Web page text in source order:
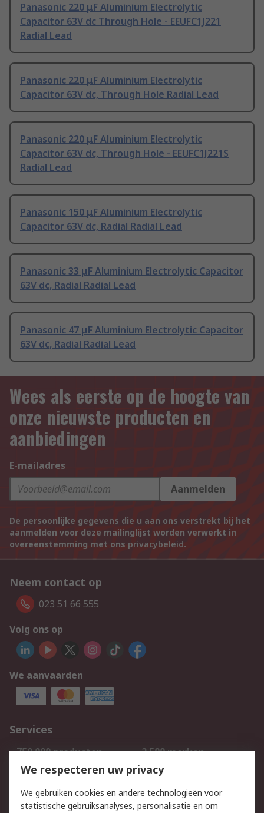
Panasonic 220 μF Aluminium Electrolytic
Capacitor 63V dc Through Hole - EEUFC1J221
Radial Lead
Panasonic 220 μF Aluminium Electrolytic
Capacitor 63V dc, Through Hole Radial Lead
Panasonic 220 μF Aluminium Electrolytic
Capacitor 63V dc, Through Hole - EEUFC1J221S
Radial Lead
Panasonic 150 μF Aluminium Electrolytic
Capacitor 63V dc, Radial Radial Lead
Panasonic 33 μF Aluminium Electrolytic Capacitor
63V dc, Radial Radial Lead
Panasonic 47 μF Aluminium Electrolytic Capacitor
63V dc, Radial Radial Lead
Wees als eerste op de hoogte van
onze nieuwste producten en
aanbiedingen
E-mailadres
Aanmelden
De persoonlijke gegevens die u aan ons verstrekt bij het
aanmelden voor deze mailinglijst worden verwerkt in
overeenstemming met ons privacybeleid.
Neem contact op
023 51 66 555
Volg ons op
We aanvaarden
Services
750.000 producten
2.500 merken
Bestellen
Inkoopoplossingen
Track & Trace
We respecteren uw privacy
We gebruiken cookies en andere technologieën voor
statistische gebruiksanalyses, personalisatie en om